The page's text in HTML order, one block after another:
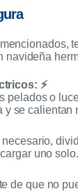
navideña
⚡
pelados o
y se calientan
uno solo.
de que no